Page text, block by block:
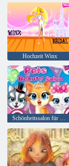
Hochzeit Winx
Schönheitssalon für Haustiere